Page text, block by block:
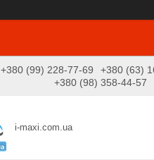
+380 (99) 228-77-69
+380 (63)
+380 (98) 358-44-57
i-maxi.com.ua